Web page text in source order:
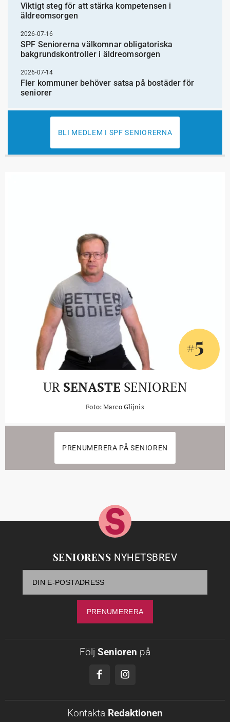
Viktigt steg för att stärka kompetensen i
äldreomsorgen
2026-07-16
SPF Seniorerna välkomnar obligatoriska
bakgrundskontroller i äldreomsorgen
2026-07-14
Fler kommuner behöver satsa på bostäder för
seniorer
BLI MEDLEM I SPF SENIORERNA
#5
UR SENASTE SENIOREN
Foto: Marco Glijnis
PRENUMERERA PÅ SENIOREN
SENIORENS NYHETSBREV
Följ Senioren på
Kontakta Redaktionen